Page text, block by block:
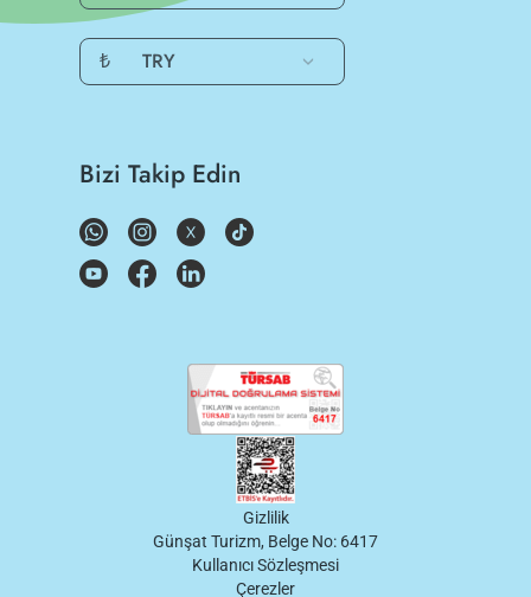
₺ TRY
Bizi Takip Edin
Gizlilik
Günşat Turizm, Belge No: 6417
Kullanıcı Sözleşmesi
Çerezler